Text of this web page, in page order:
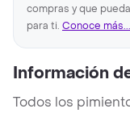
compras y que
para ti. Conoce más...
Información
Todos los